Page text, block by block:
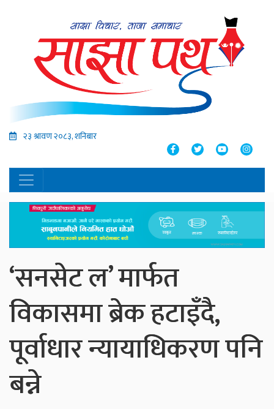
२३ श्रावण २०८३, शनिबार
‘सनसेट ल’ मार्फत
विकासमा ब्रेक हटाइँदै,
पूर्वाधार न्यायाधिकरण पनि
बन्ने